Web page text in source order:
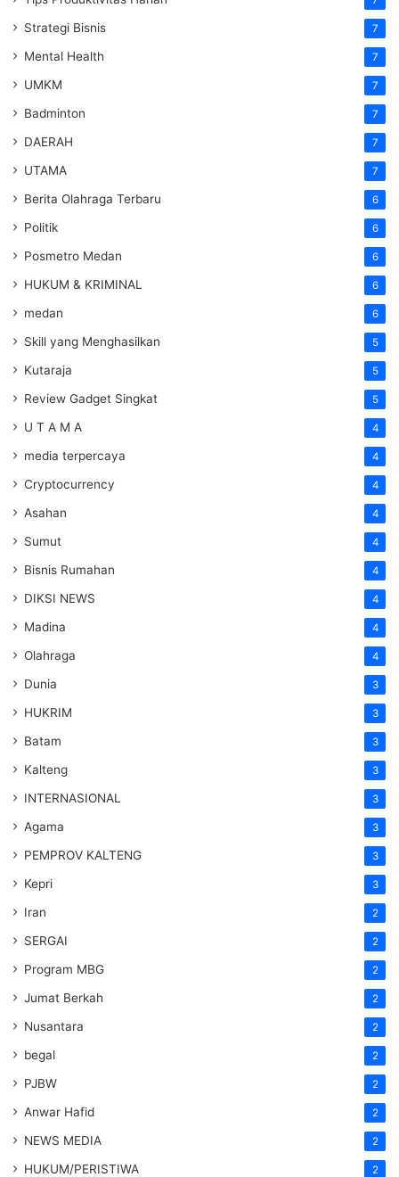
Strategi Bisnis 7
Mental Health 7
UMKM 7
Badminton 7
DAERAH 7
UTAMA 7
Berita Olahraga Terbaru 6
Politik 6
Posmetro Medan 6
HUKUM & KRIMINAL 6
medan 6
Skill yang Menghasilkan 5
Kutaraja 5
Review Gadget Singkat 5
U T A M A 4
media terpercaya 4
Cryptocurrency 4
Asahan 4
Sumut 4
Bisnis Rumahan 4
DIKSI NEWS 4
Madina 4
Olahraga 4
Dunia 3
HUKRIM 3
Batam 3
Kalteng 3
INTERNASIONAL 3
Agama 3
PEMPROV KALTENG 3
Kepri 3
Iran 2
SERGAI 2
Program MBG 2
Jumat Berkah 2
Nusantara 2
begal 2
PJBW 2
Anwar Hafid 2
NEWS MEDIA 2
HUKUM/PERISTIWA 2